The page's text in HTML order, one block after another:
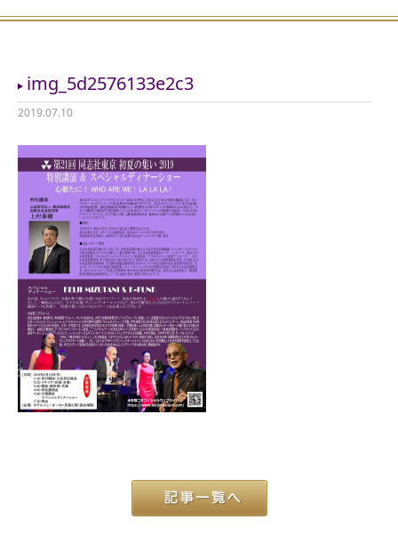
img_5d2576133e2c3
2019.07.10